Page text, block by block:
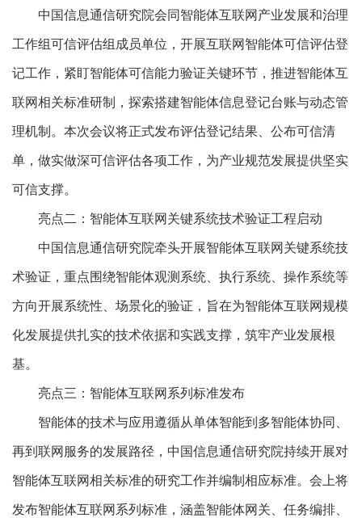
中国信息通信研究院会同智能体互联网产业发展和治理
工作组可信评估组成员单位，开展互联网智能体可信评估登
记工作，紧盯智能体可信能力验证关键环节，推进智能体互
联网相关标准研制，探索搭建智能体信息登记台账与动态管
理机制。本次会议将正式发布评估登记结果、公布可信清
单，做实做深可信评估各项工作，为产业规范发展提供坚实
可信支撑。
亮点二：智能体互联网关键系统技术验证工程启动
中国信息通信研究院牵头开展智能体互联网关键系统技
术验证，重点围绕智能体观测系统、执行系统、操作系统等
方向开展系统性、场景化的验证，旨在为智能体互联网规模
化发展提供扎实的技术依据和实践支撑，筑牢产业发展根
基。
亮点三：智能体互联网系列标准发布
智能体的技术与应用遵循从单体智能到多智能体协同、
再到联网服务的发展路径，中国信息通信研究院持续开展对
智能体互联网相关标准的研究工作并编制相应标准。会上将
发布智能体互联网系列标准，涵盖智能体网关、任务编排、